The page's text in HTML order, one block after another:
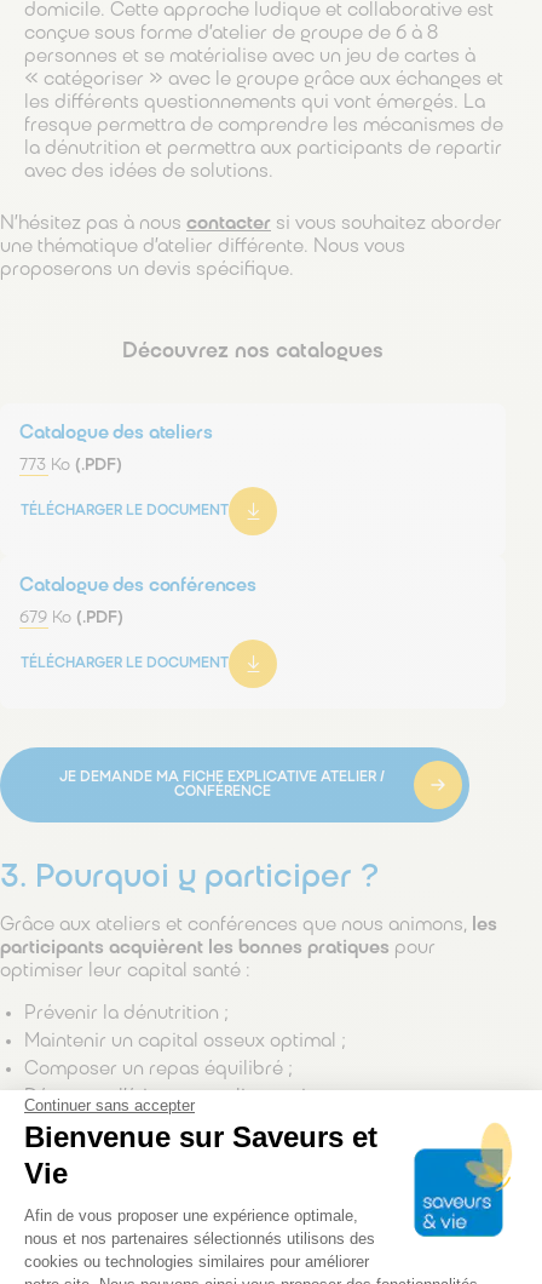
domicile. Cette approche ludique et collaborative est
conçue sous forme d’atelier de groupe de 6 à 8
personnes et se matérialise avec un jeu de cartes à
« catégoriser » avec le groupe grâce aux échanges et
les différents questionnements qui vont émergés. La
fresque permettra de comprendre les mécanismes de
la dénutrition et permettra aux participants de repartir
avec des idées de solutions.
N’hésitez pas à nous contacter si vous souhaitez aborder
une thématique d’atelier différente. Nous vous
proposerons un devis spécifique.
Découvrez nos catalogues
Catalogue des ateliers
773 Ko (.PDF)
TÉLÉCHARGER LE DOCUMENT
Catalogue des conférences
679 Ko (.PDF)
TÉLÉCHARGER LE DOCUMENT
JE DEMANDE MA FICHE EXPLICATIVE ATELIER /
CONFÉRENCE
3. Pourquoi y participer ?
Grâce aux ateliers et conférences que nous animons, les
participants acquièrent les bonnes pratiques pour
optimiser leur capital santé :
Prévenir la dénutrition ;
Maintenir un capital osseux optimal ;
Composer un repas équilibré ;
Décrypter l’étiquetage alimentaire ;
Savoir gérer son alimentation par rapport à sa maladie
;
Améliorer sa qualité de vie.
Nos évènements sont toujours un moment de partage
permettent au public d’apprendre ou d’enrichir ses
connaissances dans un cadre convivial et dynamique.
Continuer sans accepter
Bienvenue sur Saveurs et
Vie
Plateforme de Gestion du
Afin de vous proposer une expérience optimale,
nous et nos partenaires sélectionnés utilisons des
cookies ou technologies similaires pour améliorer